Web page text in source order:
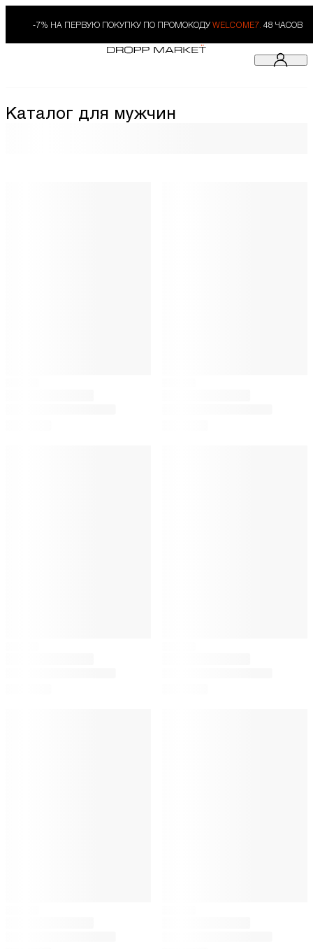
-7% НА ПЕРВУЮ ПОКУПКУ ПО ПРОМОКОДУ WELCOME7. 48 ЧАСОВ
Каталог для мужчин